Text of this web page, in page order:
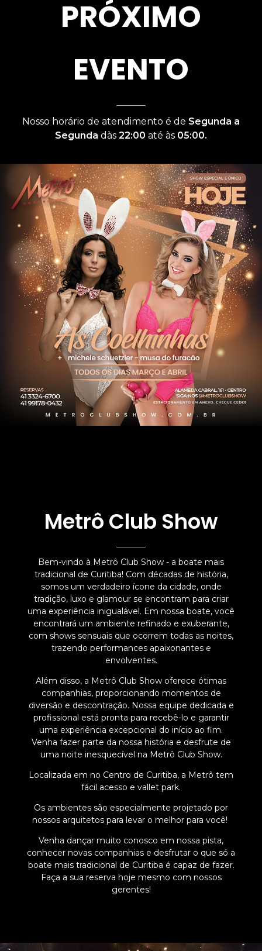
PRÓXIMO
EVENTO
Nosso horário de atendimento é de Segunda a
Segunda dàs 22:00 até às 05:00.
Metrô Club Show
Bem-vindo à Metrô Club Show - a boate mais
tradicional de Curitiba! Com décadas de história,
somos um verdadeiro ícone da cidade, onde
tradição, luxo e glamour se encontram para criar
uma experiência inigualável. Em nossa boate, você
encontrará um ambiente refinado e exuberante,
com shows sensuais que ocorrem todas as noites,
trazendo performances apaixonantes e
envolventes.
Além disso, a Metrô Club Show oferece ótimas
companhias, proporcionando momentos de
diversão e descontração. Nossa equipe dedicada e
profissional está pronta para recebê-lo e garantir
uma experiência excepcional do início ao fim.
Venha fazer parte da nossa história e desfrute de
uma noite inesquecível na Metrô Club Show.
Localizada em no Centro de Curitiba, a Metrô tem
fácil acesso e vallet park.
Os ambientes são especialmente projetado por
nossos arquitetos para levar o melhor para você!
Venha dançar muito conosco em nossa pista,
conhecer novas companhias e desfrutar o que só a
boate mais tradicional de Curitiba é capaz de fazer.
Faça a sua reserva hoje mesmo com nossos
gerentes!